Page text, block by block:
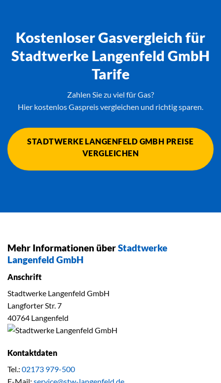
Kostenloser Gasvergleich für
Stadtwerke Langenfeld GmbH
Tarife
Zahlen Sie zu viel für Gas?
Hier kostenlos Gaspreis vergleichen und richtig sparen.
STADTWERKE LANGENFELD GMBH PREISE
VERGLEICHEN
Mehr Informationen überStadtwerke
Langenfeld GmbH
Anschrift
Stadtwerke Langenfeld GmbH
Langforter Str. 7
40764 Langenfeld
Kontaktdaten
Tel.: 02173 979-500